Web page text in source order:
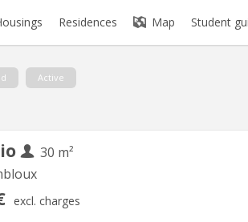
Residences Map Student
Active
30 m²
excl. charges
30 m2